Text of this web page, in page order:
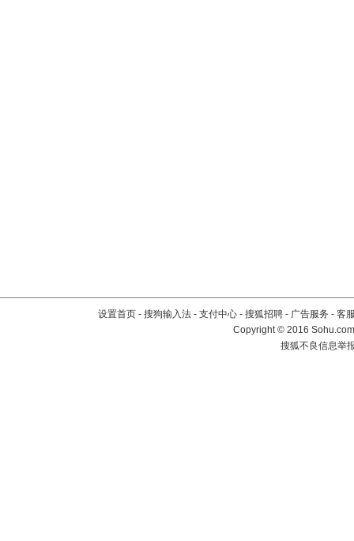
设置首页 - 搜狗输入法 - 支付中心 - 搜狐招聘 - 广告服务 - 客
Copyright©2016
搜狐不良信息举